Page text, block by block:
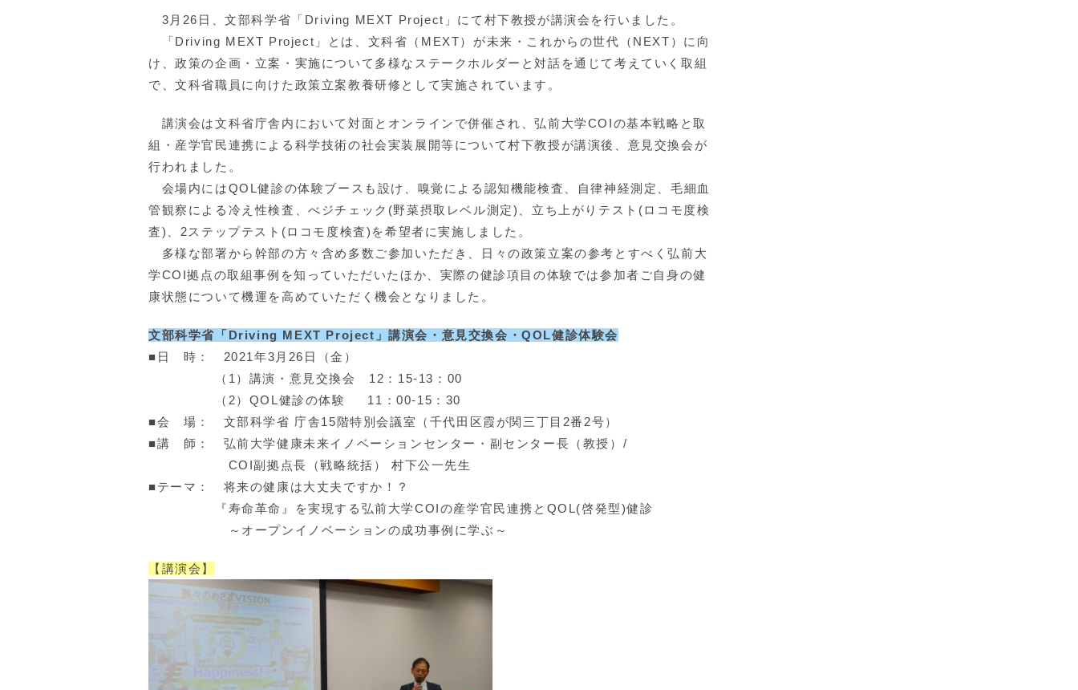
3月26日、文部科学省「Driving MEXT Project」にて村下教授が講演会を行いました。
「Driving MEXT Project」とは、文科省（MEXT）が未来・これからの世代（NEXT）に向
け、政策の企画・立案・実施について多様なステークホルダーと対話を通じて考えていく取組
で、文科省職員に向けた政策立案教養研修として実施されています。
講演会は文科省庁舎内において対面とオンラインで併催され、弘前大学COIの基本戦略と取
組・産学官民連携による科学技術の社会実装展開等について村下教授が講演後、意見交換会が
行われました。
会場内にはQOL健診の体験ブースも設け、嗅覚による認知機能検査、自律神経測定、毛細血
管観察による冷え性検査、べジチェック(野菜摂取レベル測定)、立ち上がりテスト(ロコモ度検
査)、2ステップテスト(ロコモ度検査)を希望者に実施しました。
多様な部署から幹部の方々含め多数ご参加いただき、日々の政策立案の参考とすべく弘前大
学COI拠点の取組事例を知っていただいたほか、実際の健診項目の体験では参加者ご自身の健
康状態について機運を高めていただく機会となりました。
文部科学省「Driving MEXT Project」講演会・意見交換会・QOL健診体験会
■日 時： 2021年3月26日（金）
（1）講演・意見交換会 12：15-13：00
（2）QOL健診の体験 11：00-15：30
■会 場： 文部科学省 庁舎15階特別会議室（千代田区霞が関三丁目2番2号）
■講 師： 弘前大学健康未来イノベーションセンター・副センター長（教授）/
COI副拠点長（戦略統括） 村下公一先生
■テーマ： 将来の健康は大丈夫ですか！？
『寿命革命』を実現する弘前大学COIの産学官民連携とQOL(啓発型)健診
～オープンイノベーションの成功事例に学ぶ～
【講演会】